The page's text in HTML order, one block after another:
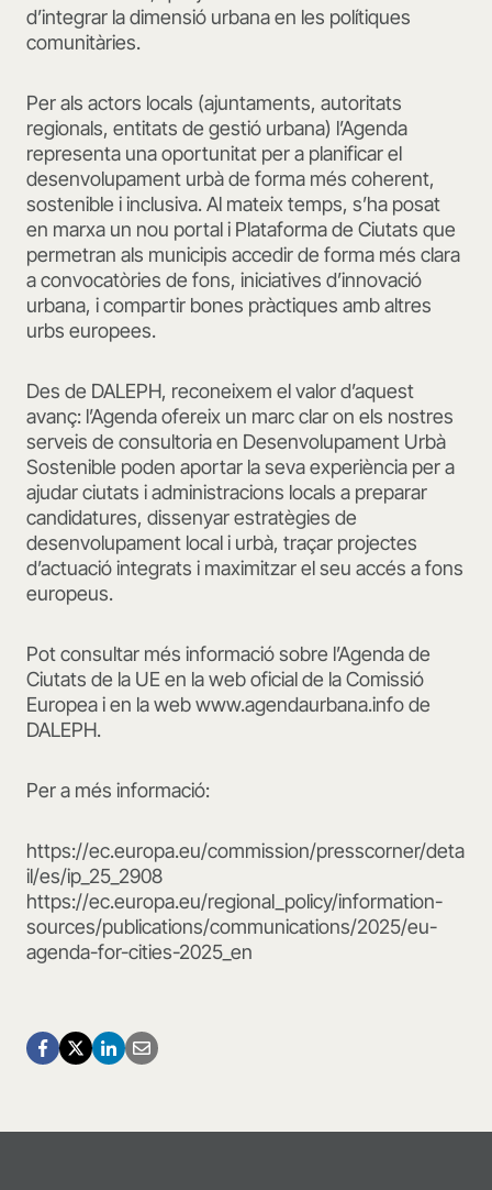
d’integrar la dimensió urbana en les polítiques
comunitàries.
Per als actors locals (ajuntaments, autoritats
regionals, entitats de gestió urbana) l’Agenda
representa una oportunitat per a planificar el
desenvolupament urbà de forma més coherent,
sostenible i inclusiva. Al mateix temps, s’ha posat
en marxa un nou portal i Plataforma de Ciutats que
permetran als municipis accedir de forma més clara
a convocatòries de fons, iniciatives d’innovació
urbana, i compartir bones pràctiques amb altres
urbs europees.
Des de DALEPH, reconeixem el valor d’aquest
avanç: l’Agenda ofereix un marc clar on els nostres
serveis de consultoria en Desenvolupament Urbà
Sostenible poden aportar la seva experiència per a
ajudar ciutats i administracions locals a preparar
candidatures, dissenyar estratègies de
desenvolupament local i urbà, traçar projectes
d’actuació integrats i maximitzar el seu accés a fons
europeus.
Pot consultar més informació sobre l’Agenda de
Ciutats de la UE en la web oficial de la Comissió
Europea i en la web www.agendaurbana.info de
DALEPH.
Per a més informació:
https://ec.europa.eu/commission/presscorner/deta
il/es/ip_25_2908
https://ec.europa.eu/regional_policy/information-
sources/publications/communications/2025/eu-
agenda-for-cities-2025_en